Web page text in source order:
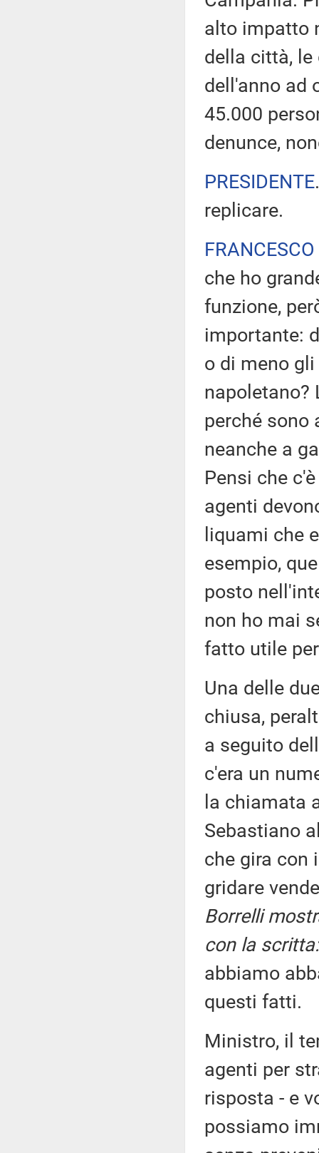
alto impatto
della città,
dell'anno ad
45.000
denunce,
PRESIDENTE
replicare.
che ho
funzione,
importante:
o di meno
napoletano?
perché sono
neanche a
Pensi che
agenti
liquami che
esempio,
posto
non ho mai
fatto utile
Una delle
chiusa,
a seguito
c'era un
la chiamata
Sebastiano
che gira con
gridare
Borrelli
con la
abbiamo
questi fatti.
Ministro, il
agenti per
risposta - e
possiamo